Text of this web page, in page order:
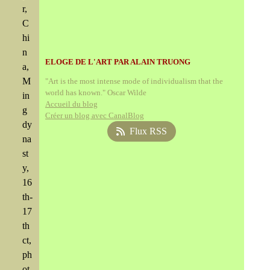
r,
C
hi
n
a,
M
in
g
dy
na
st
y,
16
th-
17
th
ct,
ph
ELOGE DE L'ART PAR ALAIN TRUONG
"Art is the most intense mode of individualism that the
world has known." Oscar Wilde
Accueil du blog
Créer un blog avec CanalBlog
Flux RSS